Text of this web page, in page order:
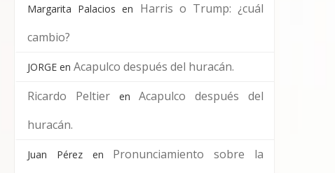
Margarita Palacios en Harris o Trump: ¿cuál
cambio?
JORGE en Acapulco después del huracán.
Ricardo PeltierenAcapulco después del
huracán.
Juan Pérezen Pronunciamiento sobre la